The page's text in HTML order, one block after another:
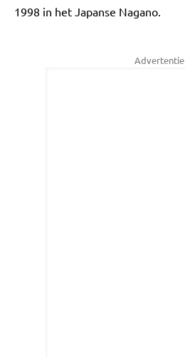
1998 in het Japanse Nagano.
Advertentie